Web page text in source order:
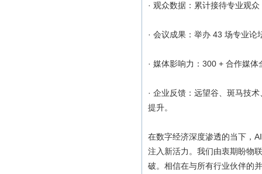
· 观众数据：累计接待专业观
· 会议成果：举办 43 场专业
· 媒体影响力：300 + 合作媒
· 企业反馈：远望谷、斑马技
提升。
在数字经济深度渗透的当下，
注入新活力。我们由衷期盼物
破。相信在与所有行业伙伴的